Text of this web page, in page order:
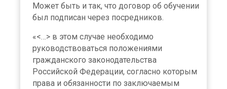
Может быть и так, что договор об обучении
был подписан через посредников.
«<…> в этом случае необходимо
руководствоваться положениями
гражданского законодательства
Российской Федерации, согласно которым
права и обязанности по заключаемым